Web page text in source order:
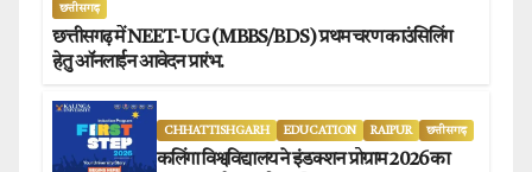
छत्तीसगढ़
छत्तीसगढ़ में NEET-UG (MBBS/BDS) प्रथम चरण काउंसिलिंग
हेतु ऑनलाईन आवेदन प्रारंभ.
CHHATTISHGARH EDUCATION RAIPUR छत्तीसगढ़
कलिंगा विश्वविद्यालय ने इंडक्शन प्रोग्राम 2026 का